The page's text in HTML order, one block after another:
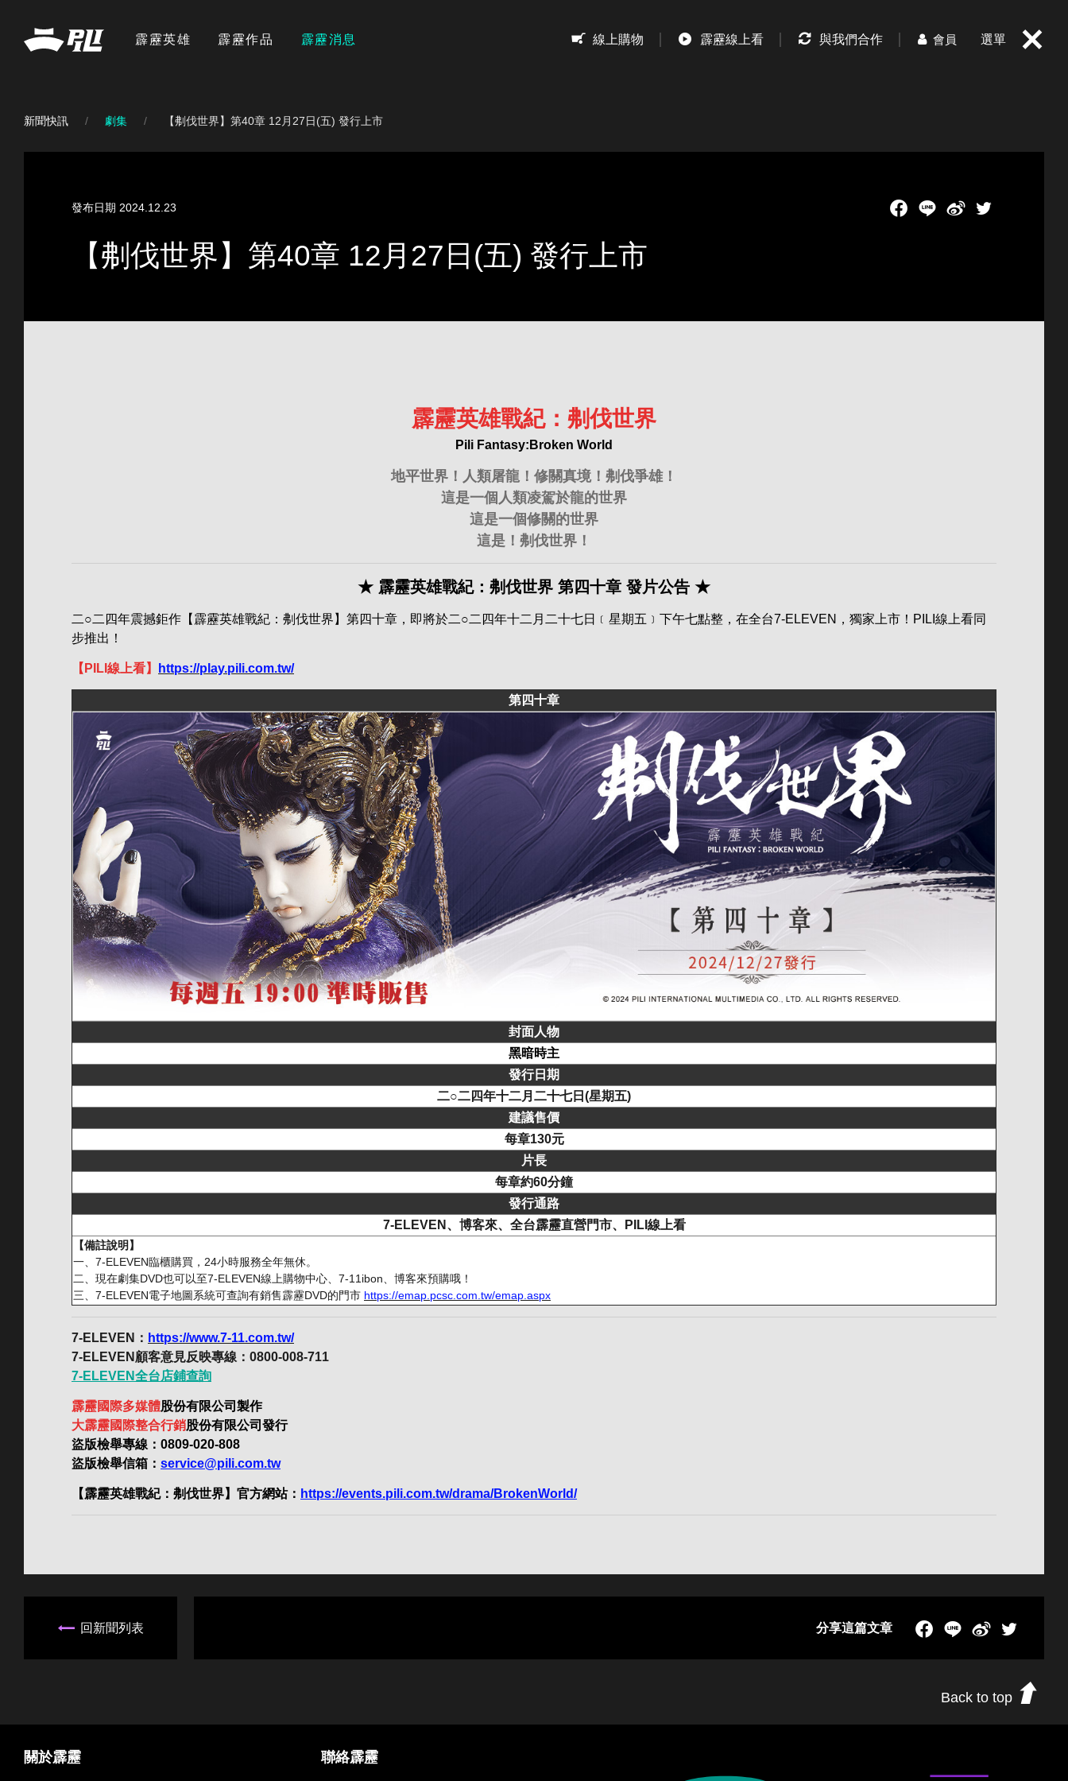
霹靂英雄 霹靂作品 霹靂消息 線上購物 霹靂線上看 與我們合作 會員 選單
新聞快訊 劇集 【刜伐世界】第40章 12月27日(五) 發行上市
發布日期 2024.12.23 Facebook
LINE 新浪微博
【刜伐世界】第40章 12月27日(五) 發行上市
霹靂英雄戰紀：刜伐世界
Pili Fantasy:Broken World
地平世界！人類屠龍！修關真境！刜伐爭雄！
這是一個人類凌駕於龍的世界
這是一個修關的世界
這是！刜伐世界！
★ 霹靂英雄戰紀：刜伐世界 第四十章 發片公告 ★
二○二四年震撼鉅作【霹靂英雄戰紀：刜伐世界】第四十章，即將於二○二四年十二月二十七日﹝星期五﹞下午七點整，在全台7-ELEVEN，獨家上市！PILI線上看同
步推出！
【PILI線上看】 https://play.pili.com.tw/
第四十章
封面人物
黑暗時主
發行日期
二○二四年十二月二十七日(星期五)
建議售價
每章130元
片長
每章約60分鐘
發行通路
7-ELEVEN、博客來、全台霹靂直營門市、PILI線上看
【備註說明】
一、7-ELEVEN臨櫃購買，24小時服務全年無休。
二、現在劇集DVD也可以至7-ELEVEN線上購物中心、7-11ibon、博客來預購哦！
三、7-ELEVEN電子地圖系統可查詢有銷售霹靂DVD的門市 https://emap.pcsc.com.tw/emap.aspx
7-ELEVEN： https://www.7-11.com.tw/
7-ELEVEN顧客意見反映專線：0800-008-711
7-ELEVEN全台店鋪查詢
霹靂國際多媒體股份有限公司製作
大霹靂國際整合行銷股份有限公司發行
盜版檢舉專線：0809-020-808
盜版檢舉信箱： service@pili.com.tw
【霹靂英雄戰紀：刜伐世界】官方網站： https://events.pili.com.tw/drama/BrokenWorld/
回新聞列表 分享這篇文章 Facebook
LINE 新浪微博
Back to top
關於霹靂 聯絡霹靂